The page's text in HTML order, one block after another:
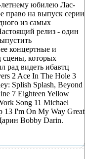
юбилею Лас-
право на выпуск серии
из самых
релиз - один
концертные и
сцены, которых
рад видеть ибавтц
2 Ace In The Hole 3
Splish Splash, Beyond
7 Eighteen Yellow
Song 11 Michael
13 I'm On My Way Great
Bobby Darin.